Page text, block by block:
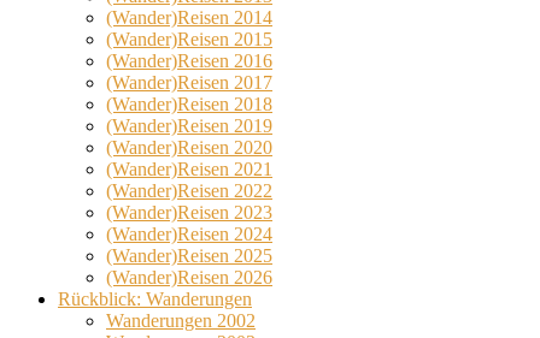
(Wander)Reisen 2014
(Wander)Reisen 2015
(Wander)Reisen 2016
(Wander)Reisen 2017
(Wander)Reisen 2018
(Wander)Reisen 2019
(Wander)Reisen 2020
(Wander)Reisen 2021
(Wander)Reisen 2022
(Wander)Reisen 2023
(Wander)Reisen 2024
(Wander)Reisen 2025
(Wander)Reisen 2026
Rückblick: Wanderungen
Wanderungen 2002